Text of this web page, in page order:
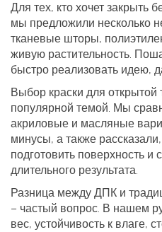
Для тех, кто хочет закрыть
мы предложили несколько
тканевые шторы,
живую растительность.
быстро реализовать идею,
Выбор краски для открытой
популярной темой. Мы
акриловые и масляные
минусы, а также
подготовить поверхность и
длительного результата.
Разница между ДПК и
– частый вопрос. В нашем
вес, устойчивость к влаге,